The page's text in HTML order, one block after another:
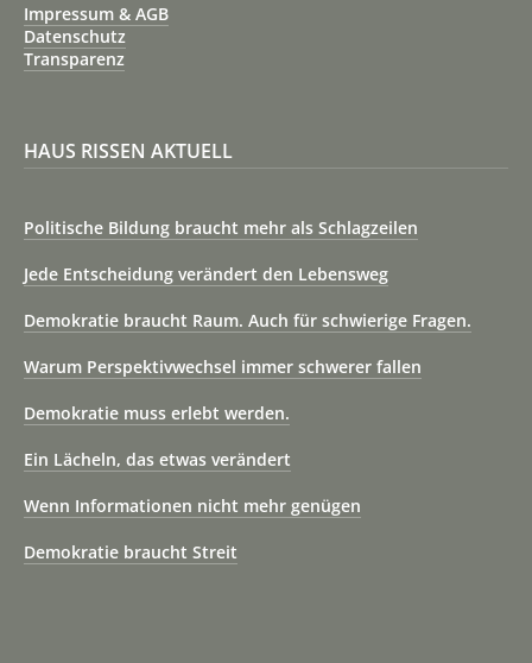
Impressum & AGB
Datenschutz
Transparenz
HAUS RISSEN AKTUELL
Politische Bildung braucht mehr als Schlagzeilen
Jede Entscheidung verändert den Lebensweg
Demokratie braucht Raum. Auch für schwierige Fragen.
Warum Perspektivwechsel immer schwerer fallen
Demokratie muss erlebt werden.
Ein Lächeln, das etwas verändert
Wenn Informationen nicht mehr genügen
Demokratie braucht Streit